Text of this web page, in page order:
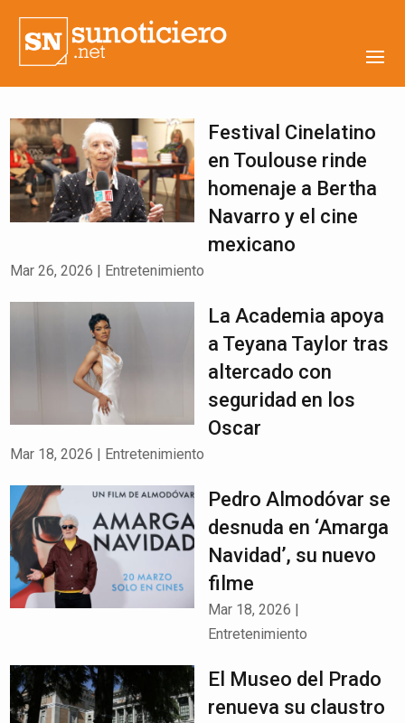
Festival Cinelatino
en Toulouse rinde
homenaje a Bertha
Navarro y el cine
mexicano
Mar 26, 2026 | Entretenimiento
La Academia apoya
a Teyana Taylor tras
altercado con
seguridad en los
Oscar
Mar 18, 2026 | Entretenimiento
Pedro Almodóvar se
desnuda en ‘Amarga
Navidad’, su nuevo
filme
Mar 18, 2026 |
Entretenimiento
El Museo del Prado
renueva su claustro